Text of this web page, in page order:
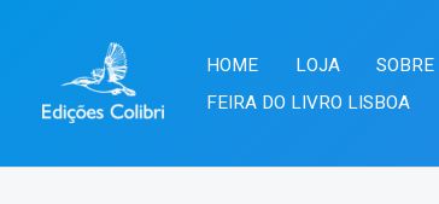
content
HOME LOJA SOBRE
FEIRA DO LIVRO LISBOA